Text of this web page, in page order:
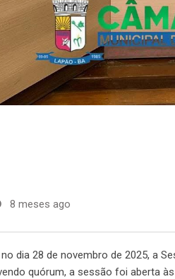
8 meses ago
dia 28 de novembro de 2025, a
quórum, a sessão foi aberta